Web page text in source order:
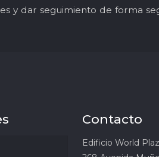
y dar seguimiento de forma
Contacto
Edificio World